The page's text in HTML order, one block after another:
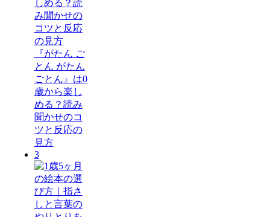
『がたん ご
とん がたん
ごとん』は0
歳から楽し
める？読み
聞かせのコ
ツと反応の
見方
3